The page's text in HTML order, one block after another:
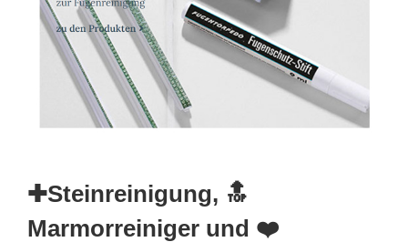
✚Steinreinigung, 🔝
Marmorreiniger und ❤️